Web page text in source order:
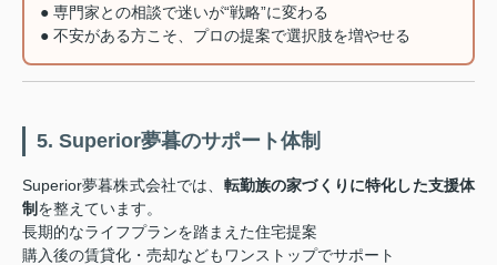
● 専門家との相談で迷いが“戦略”に変わる
● 不安がある方こそ、プロの提案で選択肢を増やせる
5. Superior夢暮のサポート体制
Superior夢暮株式会社では、 転勤族の家づくりに特化した支援体
制 を整えています。
長期的なライフプランを踏まえた住宅提案
購入後の賃貸化・売却などもワンストップでサポート